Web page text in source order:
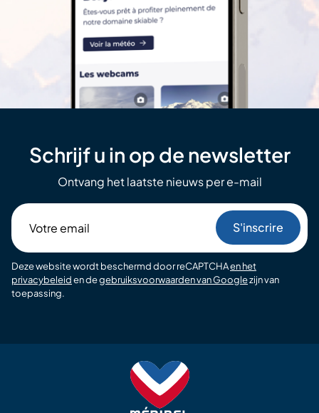
Schrijf u in op de newsletter
Ontvang het laatste nieuws per e-mail
email
Deze website wordt beschermd door reCAPTCHAen het
privacybeleiden degebruiksvoorwaarden van Googlezijn van
toepassing.